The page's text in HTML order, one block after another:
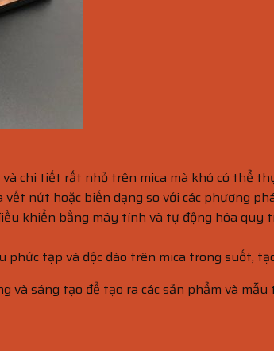
chi tiết rất nhỏ trên mica mà khó có thể
nứt hoặc biến dạng so với các phương
khiển bằng máy tính và tự động hóa
phức tạp và độc đáo trên mica trong suốt,
sáng tạo để tạo ra các sản phẩm và